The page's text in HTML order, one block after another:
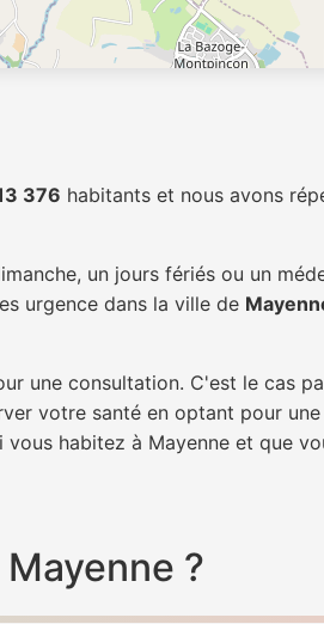
376 habitants et nous avons
un jours fériés ou un
urgence dans la ville de
une consultation. C'est le cas
votre santé en optant pour
habitez à Mayenne et que
?